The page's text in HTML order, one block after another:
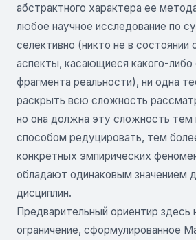
абстрактного характера ее
любое научное исследование по
селективно (никто не в состоянии
аспекты, касающиеся какого-либо
фрагмента реальности), ни одна
раскрыть всю сложность
но она должна эту сложность тем
способом редуцировать, тем
конкретных эмпирических
обладают одинаковым значением
дисциплин.
Предварительный ориентир
ограничение, сформулированное